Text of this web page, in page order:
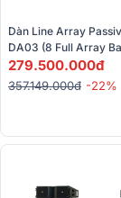
Dàn Line Array
DA03 (8 Full Array
HQL 210 + 2 Sub Hơi
2 Đẩy...)
279.500.000đ
357.149.000đ -22%